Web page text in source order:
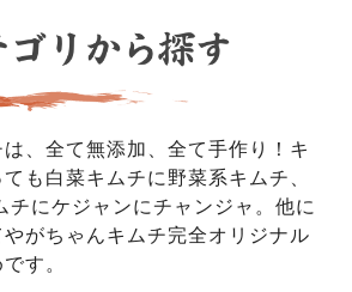
、全て無添加、全て手作り！キ
も白菜キムチに野菜系キムチ、
チにケジャンにチャンジャ。他に
がちゃんキムチ完全オリジナル
す。